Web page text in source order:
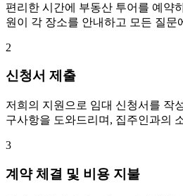
편리한 시간에 부동산 투어를 예약
원이 각 장소를 안내하고 모든 질문
2
신청서 제출
저희의 지원으로 임대 신청서를 작
구사항을 도와드리며, 집주인과의
3
계약 체결 및 비용 지불